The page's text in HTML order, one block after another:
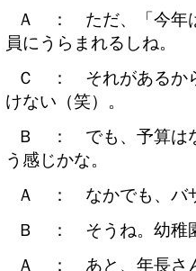
Ａ ： ただ、「今年
員にうらまれるしね。
Ｃ ： それがあるか
けない（笑）。
Ｂ ： でも、予算は
う感じかな。
Ａ ： なかでも、バ
Ｂ ： そうね。幼稚
Ａ ： あと、年長さ